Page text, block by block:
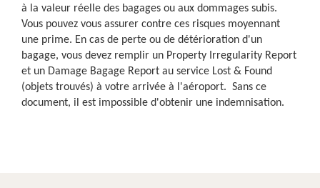
à la valeur réelle des bagages ou aux dommages subis.
Vous pouvez vous assurer contre ces risques moyennant
une prime. En cas de perte ou de détérioration d'un
bagage, vous devez remplir un Property Irregularity Report
et un Damage Bagage Report au service Lost & Found
(objets trouvés) à votre arrivée à l'aéroport. Sans ce
document, il est impossible d'obtenir une indemnisation.